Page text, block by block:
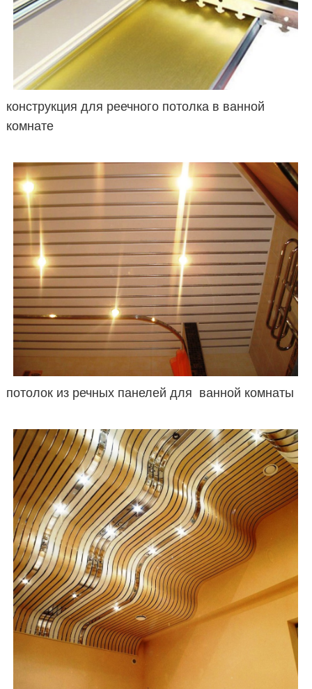
конструкция для реечного потолка в ванной
комнате
потолок из речных панелей для ванной комнаты